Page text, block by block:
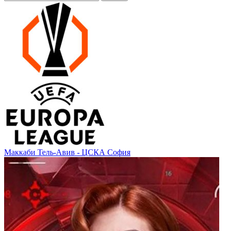
Маккаби Тель-Авив - ЦСКА София